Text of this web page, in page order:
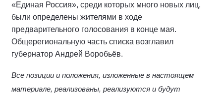
«Единая Россия», среди которых много новых лиц,
были определены жителями в ходе
предварительного голосования в конце мая.
Общерегиональную часть списка возглавил
губернатор Андрей Воробьёв.
Все позиции и положения, изложенные в настоящем
материале, реализованы, реализуются и будут